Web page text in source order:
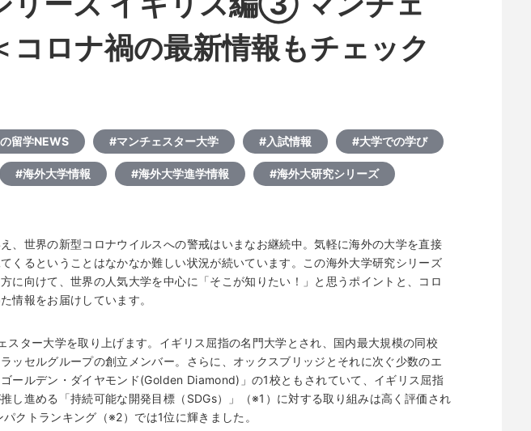
コロナ禍の最新情報もチェック
留学NEWS #マンチェスター大学 #入試情報 #大学での学び
#海外大学情報 #海外大学進学情報 #海外大研究シリーズ
、世界の新型コロナウイルスへの警戒はいまなお継続中。気軽に海外の大学を直接
くるということはなかなか難しい状況が続いています。この海外大学研究シリーズ
に向けて、世界の人気大学を中心に「そこが知りたい！」と思うポイントと、コロ
情報をお届けしています。
スター大学を取り上げます。イギリス屈指の名門大学とされ、国内最大規模の同校
ッセルグループの創立メンバー。さらに、オックスブリッジとそれに次ぐ少数のエ
ールデン・ダイヤモンド(Golden Diamond)」の1校ともされていて、イギリス屈指
し進める「持続可能な開発目標（SDGs）」（※1）に対する取り組みは高く評価され
クトランキング（※2）では1位に輝きました。